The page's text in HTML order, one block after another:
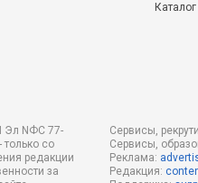
Эл NФС 77-
со
редакции
за
Сервисы,
Сервисы,
Реклама:
Редакция: